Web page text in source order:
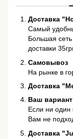
Доставка
Самый
Большая
доставки
Самовывоз
На рынке в
Доставка
Ваш вариант
Если ни один
Вам не
Доставка